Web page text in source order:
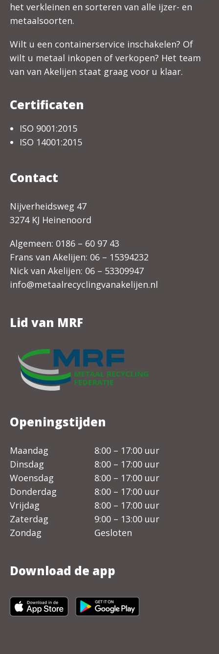
het verkleinen en sorteren van alle ijzer- en
metaalsoorten.
Wilt u een containerservice inschakelen? Of
wilt u metaal inkopen of verkopen? Het team
van van Akelijen staat graag voor u klaar.
Certificaten
ISO 9001:2015
ISO 14001:2015
Contact
Nijverheidsweg 47
3274 KJ Heinenoord
Algemeen: 0186 – 60 97 43
Frans van Akelijen: 06 – 15394232
Nick van Akelijen: 06 – 53309947
info@metaalrecyclingvanakelijen.nl
Lid van MRF
Openingstijden
Maandag
8:00 – 17:00 uur
Dinsdag
8:00 – 17:00 uur
Woensdag
8:00 – 17:00 uur
Donderdag
8:00 – 17:00 uur
Vrijdag
8:00 – 17:00 uur
Zaterdag
9:00 – 13:00 uur
Zondag
Gesloten
Download de app